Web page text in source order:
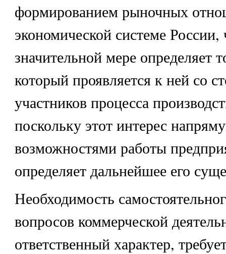
формированием рыночных
экономической системе России,
значительной мере определяет
который проявляется к ней со
участников процесса
поскольку этот интерес
возможностями работы
определяет дальнейшее его
Необходимость
вопросов коммерческой
ответственный характер,